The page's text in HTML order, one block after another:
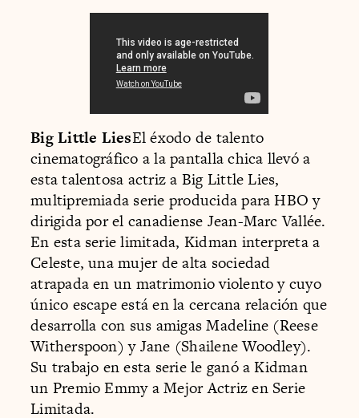
Big Little LiesEl éxodo de talento
cinematográfico a la pantalla chica llevó a
esta talentosa actriz a Big Little Lies,
multipremiada serie producida para HBO y
dirigida por el canadiense Jean-Marc Vallée.
En esta serie limitada, Kidman interpreta a
Celeste, una mujer de alta sociedad
atrapada en un matrimonio violento y cuyo
único escape está en la cercana relación que
desarrolla con sus amigas Madeline (Reese
Witherspoon) y Jane (Shailene Woodley).
Su trabajo en esta serie le ganó a Kidman
un Premio Emmy a Mejor Actriz en Serie
Limitada.